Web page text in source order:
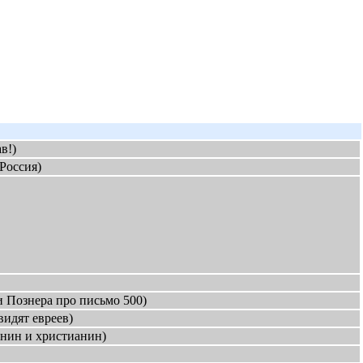
Познера про письмо 500)
евреев)
и христианин)